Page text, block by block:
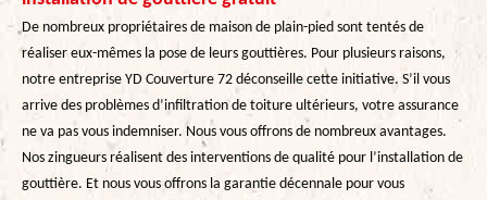
De nombreux propriétaires de maison de plain-pied sont tentés de
réaliser eux-mêmes la pose de leurs gouttières. Pour plusieurs raisons,
notre entreprise YD Couverture 72 déconseille cette initiative. S’il vous
arrive des problèmes d’infiltration de toiture ultérieurs, votre assurance
ne va pas vous indemniser. Nous vous offrons de nombreux avantages.
Nos zingueurs réalisent des interventions de qualité pour l’installation de
gouttière. Et nous vous offrons la garantie décennale pour vous